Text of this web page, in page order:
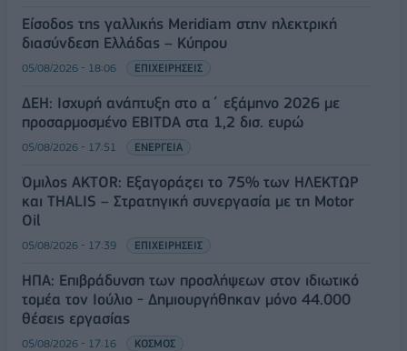
Είσοδος της γαλλικής Meridiam στην ηλεκτρική
διασύνδεση Ελλάδας – Κύπρου
05/08/2026 - 18:06 ΕΠΙΧΕΙΡΗΣΕΙΣ
ΔΕΗ: Ισχυρή ανάπτυξη στο α΄ εξάμηνο 2026 με
προσαρμοσμένο EBITDA στα 1,2 δισ. ευρώ
05/08/2026 - 17:51 ΕΝΕΡΓΕΙΑ
Όμιλος AKTOR: Εξαγοράζει το 75% των ΗΛΕΚΤΩΡ
και THALIS – Στρατηγική συνεργασία με τη Motor
Oil
05/08/2026 - 17:39 ΕΠΙΧΕΙΡΗΣΕΙΣ
ΗΠΑ: Επιβράδυνση των προσλήψεων στον ιδιωτικό
τομέα τον Ιούλιο - Δημιουργήθηκαν μόνο 44.000
θέσεις εργασίας
05/08/2026 - 17:16 ΚΟΣΜΟΣ